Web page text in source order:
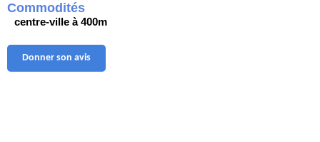
Commodités
centre-ville à 400m
Donner son avis